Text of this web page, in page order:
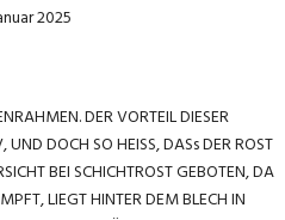
2025
DER VORTEIL DIESER
UND DOCH SO HEISS, DASs DER ROST
BEI SCHICHTROST GEBOTEN, DA
LIEGT HINTER DEM BLECH IN